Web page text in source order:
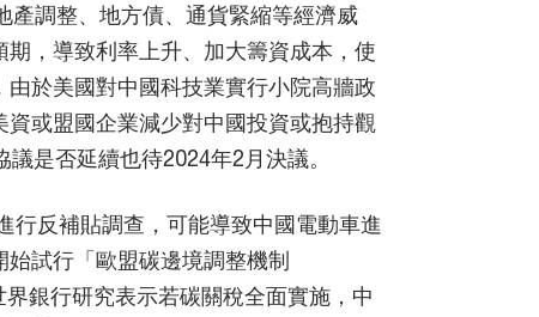
產調整、地方債、通貨緊縮等經濟威
，導致利率上升、加大籌資成本，使
於美國對中國科技業實行小院高牆政
或盟國企業減少對中國投資或抱持觀
是否延續也待2024年2月決議。
行反補貼調查，可能導致中國電動車進
試行「歐盟碳邊境調整機制
銀行研究表示若碳關稅全面實施，中